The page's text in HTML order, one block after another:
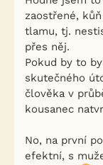
zaostřené,
tlamu, tj.
přes něj.
Pokud by to
skutečného
člověka v
kousanec
No, na první
efektní, s